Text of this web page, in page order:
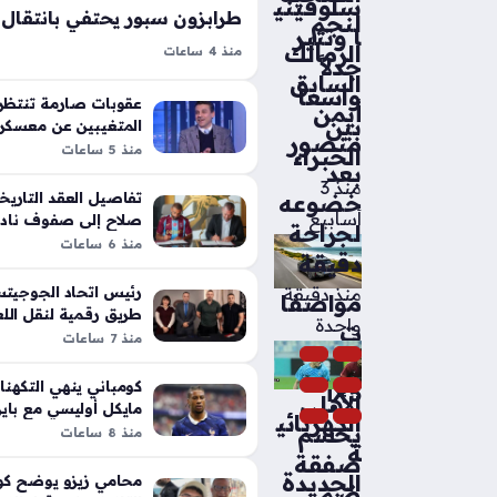
سلوفيني
ا وتثير
جدلاً
واسعاً
بين
الخبراء
منذ 3
أسابيع
مواصفا
ت
BMW
iX5
الكهربائي
ة
الجديدة
لنجم
الزمالك
السابق
أيمن
منصور
بعد
خضوعه
لجراحة
دقيقة
منذ دقيقة
واحدة
الأهلي
يحسم
صفقة
منذ 4 ساعات
مسبوقة في الأوساط الرياضية
عشاق مسلسل هذا البحر سوف
المفاجئ بروح من الدعابة، إذ…
عقوبات صارمة تنتظر
المتغيبين عن
للموسم الجديد
منذ 5 ساعات
تفاصيل العقد
صلاح إلى صفوف
التركي
منذ 6 ساعات
رئيس اتحاد
طريق رقمية لنقل
للعالمية
منذ 7 ساعات
كومباني ينهي
مايكل أوليسي مع
تصريحات حاسمة
منذ 8 ساعات
محامي زيزو يوضح